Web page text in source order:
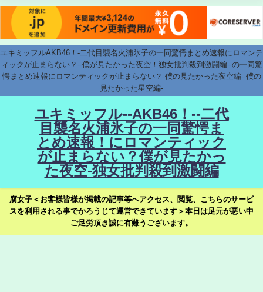
ユキミッフルAKB46！-二代目襲名火浦氷子の一同驚愕まとめ速報にロマンテ
ィックが止まらない？--僕が見たかった夜空！独女批判殺到激闘編--の一同驚
愕まとめ速報にロマンティックが止まらない？-僕の見たかった夜空編--僕の
見たかった星空編-
ユキミッフル--AKB46！--二代
目襲名火浦氷子の一同驚愕ま
とめ速報！にロマンティック
が止まらない？僕が見たかっ
た夜空-独女批判殺到激闘編
腐女子＜お客様皆様が掲載の記事等へアクセス、閲覧、こちらのサービ
スを利用される事でかろうじて運営できています＞本日は足元が悪い中
ご足労頂き誠に有難うございます。